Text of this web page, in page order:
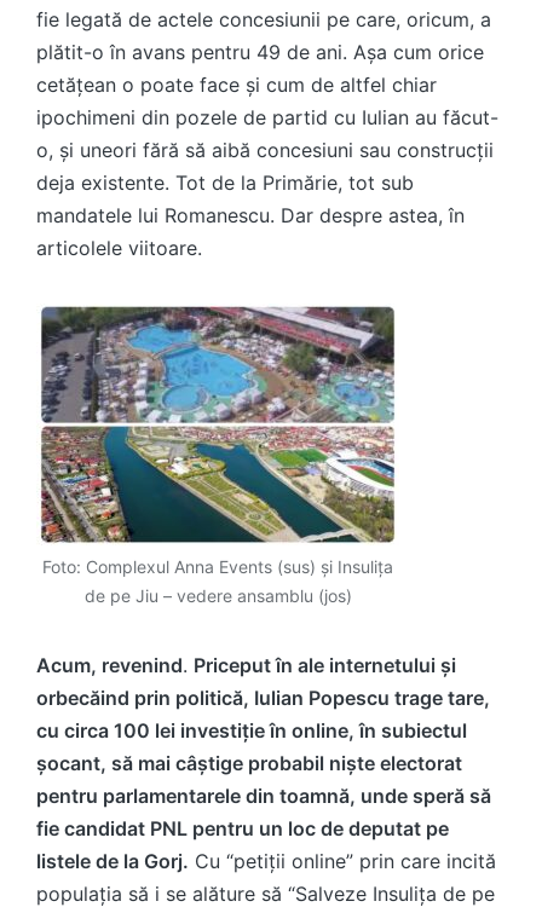
fie legată de actele concesiunii pe care, oricum, a
plătit-o în avans pentru 49 de ani. Așa cum orice
cetățean o poate face și cum de altfel chiar
ipochimeni din pozele de partid cu Iulian au făcut-
o, și uneori fără să aibă concesiuni sau construcții
deja existente. Tot de la Primărie, tot sub
mandatele lui Romanescu. Dar despre astea, în
articolele viitoare.
Foto: Complexul Anna Events (sus) și Insulița
de pe Jiu – vedere ansamblu (jos)
Acum, revenind. Priceput în ale internetului și
orbecăind prin politică, Iulian Popescu trage tare,
cu circa 100 lei investiție în online, în subiectul
șocant, să mai câștige probabil niște electorat
pentru parlamentarele din toamnă, unde speră să
fie candidat PNL pentru un loc de deputat pe
listele de la Gorj. Cu “petiții online” prin care incită
populația să i se alăture să “Salveze Insulița de pe